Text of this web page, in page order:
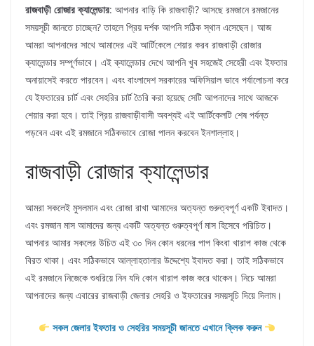
রাজবাড়ী রোজার ক্যালেন্ডার: আপনার বাড়ি কি রাজবাড়ী? আসছে রমজানে রমজানের
সময়সূচী জানতে চাচ্ছেন? তাহলে প্রিয় দর্শক আপনি সঠিক স্থান এসেছেন। আজ
আমরা আপনাদের সাথে আমাদের এই আর্টিকেলে শেয়ার করব রাজবাড়ী রোজার
ক্যালেন্ডার সম্পূর্ণভাবে। এই ক্যালেন্ডার দেখে আপনি খুব সহজেই সেহেরী এবং ইফতার
অনায়াসেই করতে পারবেন। এবং বাংলাদেশ সরকারের অফিসিয়াল ভাবে পর্যালোচনা করে
যে ইফতারের চার্ট এবং সেহরির চার্ট তৈরি করা হয়েছে সেটি আপনাদের সাথে আজকে
শেয়ার করা হবে। তাই প্রিয় রাজবাড়ীবাসী অবশ্যই এই আর্টিকেলটি শেষ পর্যন্ত
পড়বেন এবং এই রমজানে সঠিকভাবে রোজা পালন করবেন ইনশাল্লাহ।
রাজবাড়ী রোজার ক্যালেন্ডার
আমরা সকলেই মুসলমান এবং রোজা রাখা আমাদের অত্যন্ত গুরুত্বপূর্ণ একটি ইবাদত।
এবং রমজান মাস আমাদের জন্য একটি অত্যন্ত গুরুত্বপূর্ণ মাস হিসেবে পরিচিত।
আপনার আমার সকলের উচিত এই ৩০ দিন কোন ধরনের পাপ কিংবা খারাপ কাজ থেকে
বিরত থাকা। এবং সঠিকভাবে আল্লাহতালার উদ্দেশ্যে ইবাদত করা। তাই সঠিকভাবে
এই রমজানে নিজেকে শুধরিয়ে নিন যদি কোন খারাপ কাজ করে থাকেন। নিচে আমরা
আপনাদের জন্য এবারের রাজবাড়ী জেলার সেহরি ও ইফতারের সময়সূচি দিয়ে দিলাম।
সকল জেলার ইফতার ও সেহরির সময়সূচী জানতে এখানে ক্লিক করুন